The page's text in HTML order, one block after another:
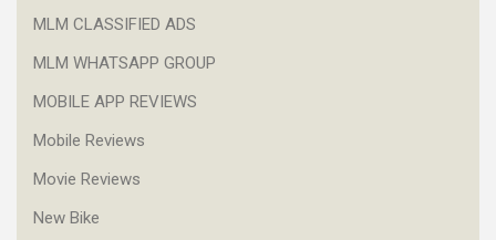
MLM CLASSIFIED ADS
MLM WHATSAPP GROUP
MOBILE APP REVIEWS
Mobile Reviews
Movie Reviews
New Bike